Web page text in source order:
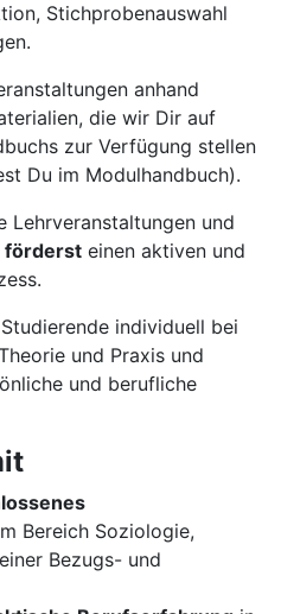
Stichprobenauswahl
anhand
die wir Dir auf
zur Verfügung stellen
Du im Modulhandbuch).
Lehrveranstaltungen und
förderst einen aktiven und
individuell bei
und Praxis und
und berufliche
Bereich Soziologie,
Bezugs- und